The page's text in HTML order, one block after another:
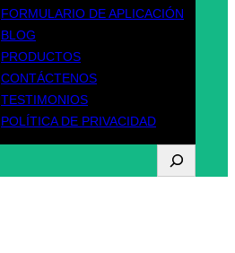
FORMULARIO DE APLICACIÓN
BLOG
PRODUCTOS
CONTÁCTENOS
TESTIMONIOS
POLÍTICA DE PRIVACIDAD